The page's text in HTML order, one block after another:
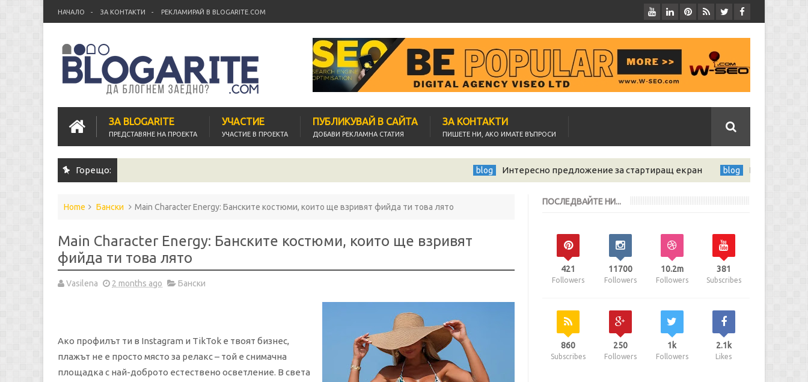
НАЧАЛО ЗА КОНТАКТИ РЕКЛАМИРАЙ В BLOGARITE.COM
ЗА BLOGARITE
ПРЕДСТАВЯНЕ НА ПРОЕКТА
УЧАСТИЕ
УЧАСТИЕ В ПРОЕКТА
ПУБЛИКУВАЙ В САЙТА
ДОБАВИ РЕКЛАМНА СТАТИЯ
ЗА КОНТАКТИ
ПИШЕТЕ НИ, АКО ИМАТЕ ВЪПРОСИ
Горещо: Интересно предложение за стартиращ екран blog Блогът - изкуството да
Home Бански Main Character Energy: Банските костюми, които ще взривят фийда ти това лято
Main Character Energy: Банските костюми, които ще взривят
фийда ти това лято
Vasilena 2 months ago Бански
Ако профилът ти в Instagram и TikTok е твоят бизнес,
плажът не е просто място за релакс – той е снимачна
площадка с най-доброто естествено осветление. В света
ПОСЛЕДВАЙТЕ НИ...
421
Followers
11700
Followers
10.2m
Followers
381
Subscribes
860
Subscribes
250
Followers
1k
Followers
2.1k
Likes